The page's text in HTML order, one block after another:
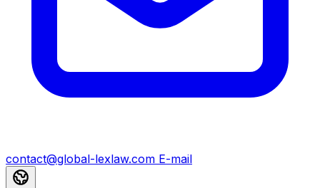
contact@global-lexlaw.com E-mail